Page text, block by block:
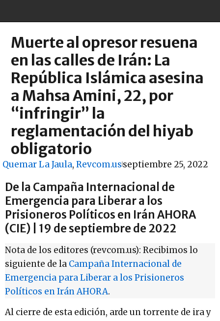
Muerte al opresor resuena
en las calles de Irán: La
República Islámica asesina
a Mahsa Amini, 22, por
“infringir” la
reglamentación del hiyab
obligatorio
Quemar La Jaula, Revcom.usseptiembre 25, 2022
De la Campaña Internacional de
Emergencia para Liberar a los
Prisioneros Políticos en Irán AHORA
(CIE) | 19 de septiembre de 2022
Nota de los editores (revcom.us): Recibimos lo
siguiente de la Campaña Internacional de
Emergencia para Liberar a los Prisioneros
Políticos en Irán AHORA.
Al cierre de esta edición, arde un torrente de ira y